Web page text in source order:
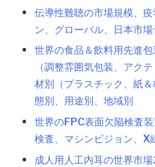
伝導性難聴の市場規模、
ン、グローバル、日本市場
世界の食品＆飲料用先進
（調整雰囲気包装、アク
材別（プラスチック、紙
態別、用途別、地域別
世界のFPC表面欠陥検査
検査、マシンビジョン、X
成人用人工内耳の世界市